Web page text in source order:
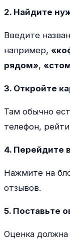
2. Найдите
Введите
например,
рядом»,
3. Откройте
Там обычно
телефон,
4. Перейдите
Нажмите на
отзывов.
5. Поставьте
Оценка